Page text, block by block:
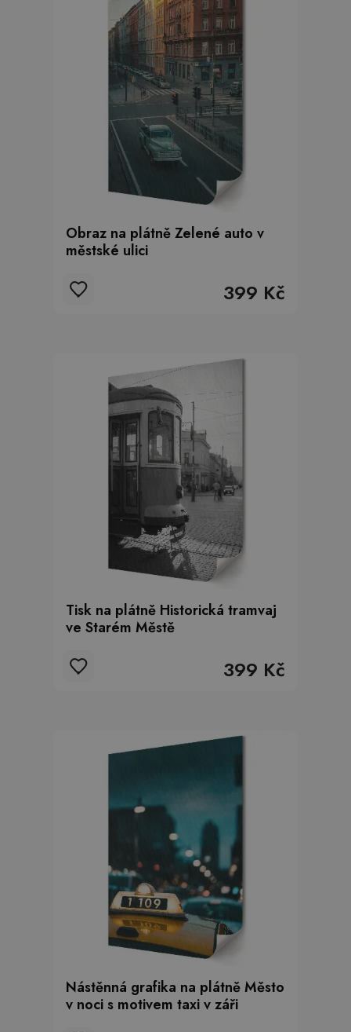
Obraz na plátně Zelené auto v
městské ulici
399 Kč
Tisk na plátně Historická tramvaj
ve Starém Městě
399 Kč
Nástěnná grafika na plátně Město
v noci s motivem taxi v záři